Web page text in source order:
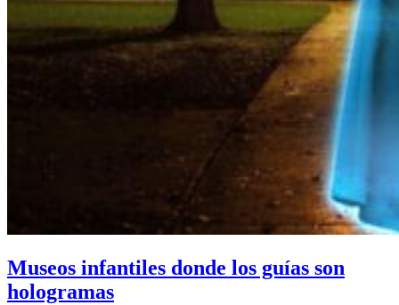
Museos infantiles donde los guías son
hologramas